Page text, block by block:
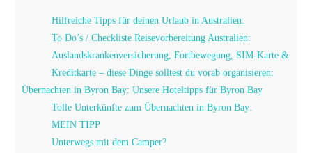
Hilfreiche Tipps für deinen Urlaub in Australien:
To Do’s / Checkliste Reisevorbereitung Australien:
Auslandskrankenversicherung, Fortbewegung, SIM-Karte &
Kreditkarte – diese Dinge solltest du vorab organisieren:
Übernachten in Byron Bay: Unsere Hoteltipps für Byron Bay
Tolle Unterkünfte zum Übernachten in Byron Bay:
MEIN TIPP
Unterwegs mit dem Camper?